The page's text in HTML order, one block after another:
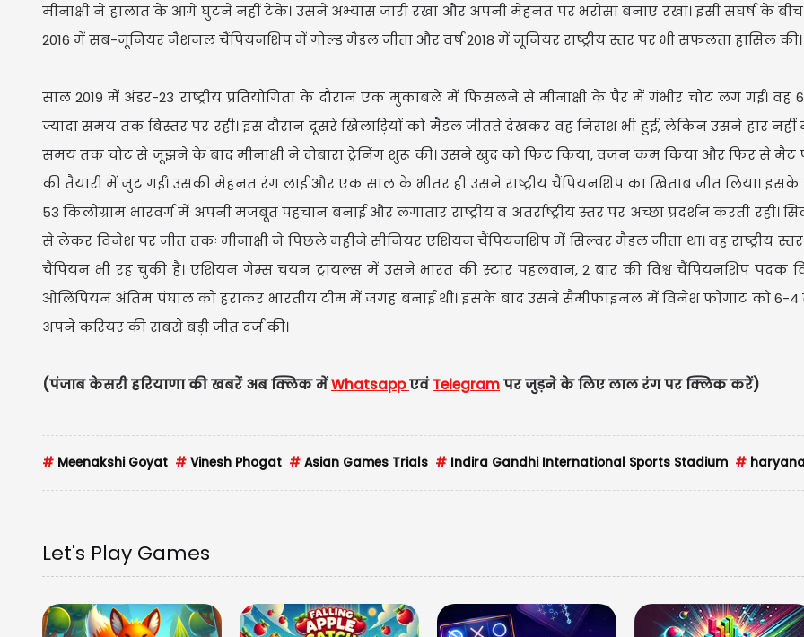
मीनाक्षी ने हालात के आगे घुटने नहीं टेके। उसने अभ्यास जारी रखा और अपनी मेहनत पर भरोसा बनाए रखा। इसी संघर्ष के
2016 में सब-जूनियर नैशनल चैंपियनशिप में गोल्ड मैडल जीता और वर्ष 2018 में जूनियर राष्ट्रीय स्तर पर भी सफलता हासिल की।
साल 2019 में अंडर-23 राष्ट्रीय प्रतियोगिता के दौरान एक मुकाबले में फिसलने से मीनाक्षी के पैर में गंभीर चोट लग गई। वह
ज्यादा समय तक बिस्तर पर रही। इस दौरान दूसरे खिलाड़ियों को मैडल जीतते देखकर वह निराश भी हुई, लेकिन उसने हार नहीं
समय तक चोट से जूझने के बाद मीनाक्षी ने दोबारा ट्रेनिंग शुरू की। उसने खुद को फिट किया, वजन कम किया और फिर से मैट
की तैयारी में जुट गईं। उसकी मेहनत रंग लाई और एक साल के भीतर ही उसने राष्ट्रीय चैंपियनशिप का खिताब जीत लिया।
53 किलोग्राम भारवर्ग में अपनी मजबूत पहचान बनाई और लगातार राष्ट्रीय व अंतर्राष्ट्रीय स्तर पर अच्छा प्रदर्शन करती रही।
से लेकर विनेश पर जीत तकः मीनाक्षी ने पिछले महीने सीनियर एशियन चैंपियनशिप में सिल्वर मैडल जीता था। वह राष्ट्रीय स्तर
चैंपियन भी रह चुकी है। एशियन गेम्स चयन ट्रायल्स में उसने भारत की स्टार पहलवान, 2 बार की विश्व चैंपियनशिप पदक
ओलिंपियन अंतिम पंघाल को हराकर भारतीय टीम में जगह बनाई थी। इसके बाद उसने सैमीफाइनल में विनेश फोगाट को 6-4
अपने करियर की सबसे बड़ी जीत दर्ज की।
(पंजाब केसरी हरियाणा की खबरें अब क्लिक मेंWhatsappएवंTelegramपर जुड़ने के लिए लाल रंग पर क्लिक करें)
# Meenakshi Goyat # Vinesh Phogat # Asian Games Trials # Indira Gandhi International Sports Stadium #
Let's Play Games